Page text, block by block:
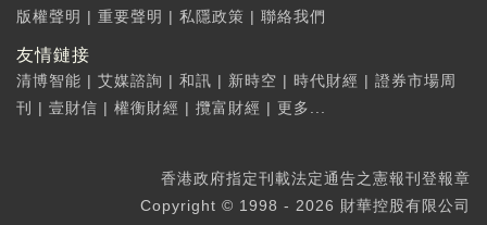
版權聲明 | 重要聲明 | 私隱政策 | 聯絡我們
友情鏈接
清博智能 | 艾媒諮詢 | 和訊 | 新時空 | 時代財經 | 證券市場周
刊
| 壹財信 | 權衡財經 | 攬富財經 | 更多...
香港政府指定刊載法定通告之憲報刊登報章
Copyright © 1998 - 2026 財華控股有限公司